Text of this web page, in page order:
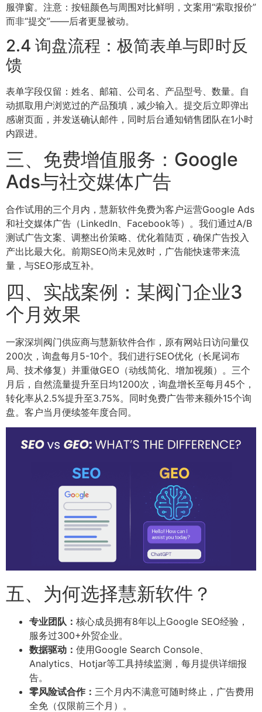
服弹窗。注意：按钮颜色与周围对比鲜明，文案用“索取报价”
而非“提交”——后者更显被动。
2.4 询盘流程：极简表单与即时反
馈
表单字段仅留：姓名、邮箱、公司名、产品型号、数量。自
动抓取用户浏览过的产品预填，减少输入。提交后立即弹出
感谢页面，并发送确认邮件，同时后台通知销售团队在1小时
内跟进。
三、免费增值服务：Google
Ads与社交媒体广告
合作试用的三个月内，慧新软件免费为客户运营Google Ads
和社交媒体广告（LinkedIn、Facebook等）。我们通过A/B
测试广告文案、调整出价策略、优化着陆页，确保广告投入
产出比最大化。前期SEO尚未见效时，广告能快速带来流
量，与SEO形成互补。
四、实战案例：某阀门企业3
个月效果
一家深圳阀门供应商与慧新软件合作，原有网站日访问量仅
200次，询盘每月5-10个。我们进行SEO优化（长尾词布
局、技术修复）并重做GEO（动线简化、增加视频）。三个
月后，自然流量提升至日均1200次，询盘增长至每月45个，
转化率从2.5%提升至3.75%。同时免费广告带来额外15个询
盘。客户当月便续签年度合同。
五、为何选择慧新软件？
专业团队： 核心成员拥有8年以上Google SEO经验，
服务过300+外贸企业。
数据驱动： 使用Google Search Console、
Analytics、Hotjar等工具持续监测，每月提供详细报
告。
零风险试合作： 三个月内不满意可随时终止，广告费用
全免（仅限前三个月）。